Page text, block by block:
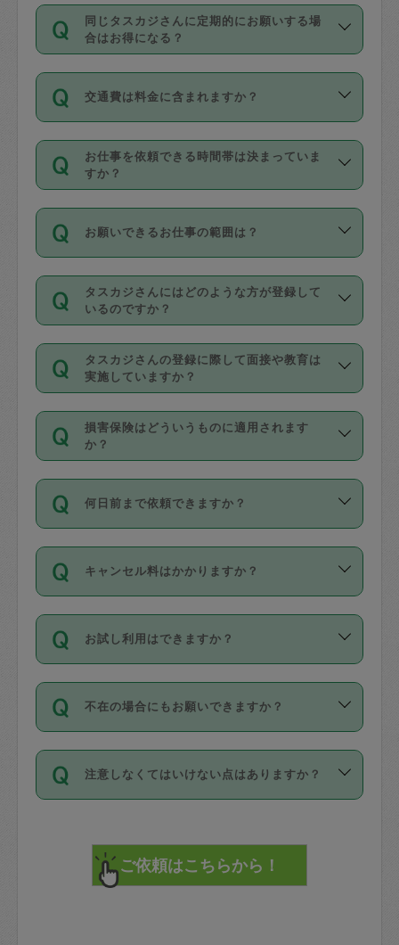
いません。
があり、レビュー件数、レビューの平均
値、などで除々に設定可能な最高額が上
がっていく仕組みになっています。
お支払方法はクレジットカード（Visa／
Master／JCB／AMERICAN EXPRESS／
Diners Club）のみとなります。
を行う際にご入力ください。プロフィー
ル登録時にはご入力いただかなくても大
丈夫です。
デビットカード・プリペイドカード（Vプ
リカ、au WALLETなど）は支払にはご利
銀行振込や現金払いも対応していませ
なお、タスカジさんの交通費も、依頼料
金のご請求と合わせてお支払いとなりま
動計算で表示されます。
同じタスカジさんに定期的にお願いする場
合はお得になる？
依頼には「スポット」と「定期（毎週｜
隔週）」があり、「定期」の依頼は「ス
ポット」よりお得な料金でご利用できま
す。
定期の最低利用回数は設けていない代わ
りに、一定数を超えたキャンセルは有償
（例：毎週定期の場合は３回以上のキャ
ンセルが有償（1200円、隔週定期の場合
は２回以上のキャンセルが有償（1200
交通費は料金に含まれますか？
交通費は依頼料金とは別途発生し、依頼
料金のご請求と合わせてお支払いとなり
ます。交通費の金額は「依頼の詳細」に
お仕事を依頼できる時間帯は決まっていま
すか？
時間帯は3種類あります。いずれも１回あ
たり３時間です。
・ＡＭ ９時～１２時
・ＰＭ １３時～１６時
・夜 １８時～２１時
開始時間を２時間前後変更することが可
能です。依頼送信後、個別にタスカジさ
んにメッセージを送り調整してくださ
い。ただし、２時間を越えての調整はで
時間も被らない場合、損害保険の対象外
お願いできるお仕事の範囲は？
掃除、整理収納、洗濯、買い物、料理、
作り置きです。タスカジさんによってで
きる仕事の範囲が異なりますので、依頼
する前にタスカジさんのプロフィールで
確認してください。
基本的に、高所での作業や危険作業、屋
外での作業は対象外です。
タスカジさんにはどのような方が登録して
いるのですか？
主婦として長年の家事経験をお持ちの
方、栄養士・調理師といった資格者で保
育園や学校の給食やレストランで料理関
係の専門職に従事されていた方、日本で
すでにハウスキーパーや英語の先生とし
てお仕事をしているフィリピン出身の
社員など様々なバックグラウンドの方が
登録しています。
日本語も話せる方など様々です。
ールに記載していますので、各自の得意
を依頼してください。
タスカジさんの登録に際して面接や教育は
実施していますか？
応募の際に、各自事務局との面接と説明
を行っています。その後、身分証明書の
写真提出をしていただいています。外国
確認しています。タスカジさんトレーニ
ング動画を使ったセルフトレーニングの
現場トライアルを受け、合格したタスカ
ジさんが活動されています。
※テストセンターの講評は１件目のレビュ
参考
【詳細】タスカジさんの登録に際
損害保険はどういうものに適用されます
か？
依頼者とタスカジさんとの間でタスカジ
を通して成立した作業時間内での作業に
適用されます。作業範囲は、掃除、洗
です。作業中に物を壊したり、人にけが
をさせたりした場合が対象で、補償金額
す。
写真を撮り、
詳細FAQ：
損害賠償保険について教えて
何日前まで依頼できますか？
ご依頼は、現在を起点に3日後（72時間
以降）の日時から受付可能となっていま
す。
タスカジさんへ「募集」をかけることが
可能です。
キャンセル料はかかりますか？
キャンセル料には、以下の2種類がありま
す。
1. 直前キャンセル（定期、スポット契約
共通）
72時間を超える※と、以下のキャンセル
料が発生します。
直前キャンセル料：
72時間前〜24時間前＝依頼料金の50%
お試し利用はできますか？
「お試し利用」というメニューはありま
せんが、「一回のみ」依頼を活用するこ
とによって、気に入ったタスカジさんを
まず、条件の合う気になるタスカジさ
みてください。
その後、一番気に入ったタスカジさんに
不在の場合にもお願いできますか？
不在の場合の作業はタスカジさんの同意
が必要です。数回の依頼ののち、タスカ
ジさんと依頼者の間で十分な信頼関係が
てください。
不在時に部屋に入るためにタスカジさん
注意しなくてはいけない点はありますか？
で、必ず鍵のかかるロッカーや金庫に入
れて依頼者の責任の元管理するよう心掛
けてください。